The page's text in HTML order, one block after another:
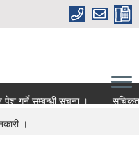
सम्बन्धी सूचना ।
सूचिकृत
।